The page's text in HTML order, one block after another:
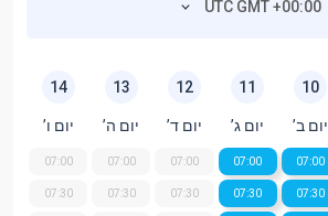
UTC GMT +00:00
10
יום ב’
07:00
07:30
11
יום ג’
07:00
07:30
12
יום ד’
07:00
07:30
13
יום ה’
07:00
07:30
14
יום ו’
07:00
07:30